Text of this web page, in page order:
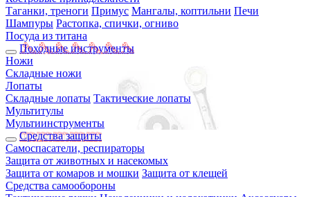
Таганки, треноги Примус Мангалы, коптильни Печи
Шампуры Растопка, спички, огниво
Посуда из титана
Походные инструменты
Ножи
Складные ножи
Лопаты
Складные лопаты Тактические лопаты
Мультитулы
Мультиинструменты
Средства защиты
Самоспасатели, респираторы
Защита от животных и насекомых
Защита от комаров и мошки Защита от клещей
Средства самообороны